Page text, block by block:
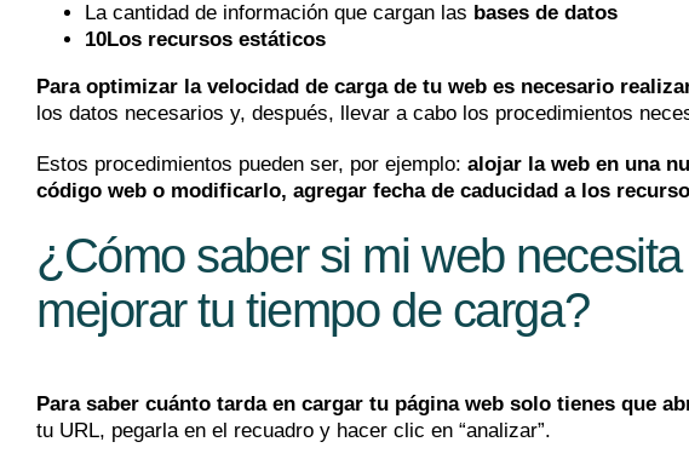
La cantidad de información que cargan las bases de datos
10Los recursos estáticos
Para optimizar la velocidad de carga de tu web es necesario
los datos necesarios y, después, llevar a cabo los procedimientos
Estos procedimientos pueden ser, por ejemplo: alojar la web en una
código web o modificarlo, agregar fecha de caducidad a los
¿Cómo saber si mi web
mejorar tu tiempo de carga?
Para saber cuánto tarda en cargar tu página web solo tienes que
tu URL, pegarla en el recuadro y hacer clic en “analizar”.